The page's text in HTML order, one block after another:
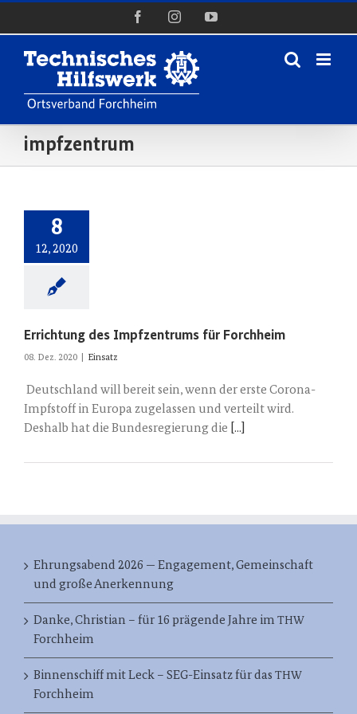
FacebookInstagramYouTube
impfzentrum
8
12, 2020
Errichtung des Impfzentrums für Forchheim
08. Dez. 2020 Einsatz
Deutschland will bereit sein, wenn der erste Corona-
Impfstoff in Europa zugelassen und verteilt wird.
Deshalb hat die Bundesregierung die [...]
Ehrungsabend 2026 — Engagement, Gemeinschaft
und große Anerkennung
Danke, Christian – für 16 prägende Jahre im THW
Forchheim
Binnenschiff mit Leck – SEG-Einsatz für das THW
Forchheim